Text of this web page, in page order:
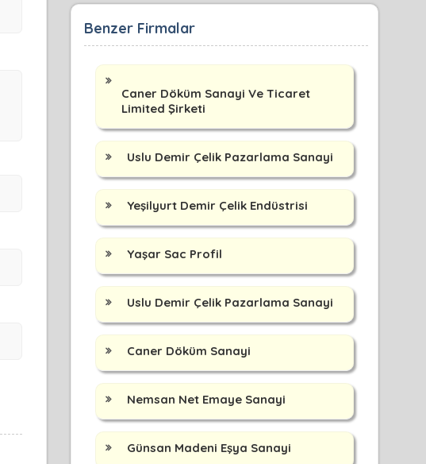
Benzer Firmalar
Caner Döküm Sanayi Ve Ticaret
Limited Şirketi
Uslu Demir Çelik Pazarlama Sanayi
Yeşilyurt Demir Çelik Endüstrisi
Yaşar Sac Profil
Uslu Demir Çelik Pazarlama Sanayi
Caner Döküm Sanayi
Nemsan Net Emaye Sanayi
Günsan Madeni Eşya Sanayi